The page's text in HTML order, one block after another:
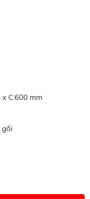
C.600 mm
gối